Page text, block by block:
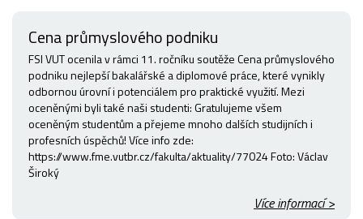
Cena průmyslového podniku
FSI VUT ocenila v rámci 11. ročníku soutěže Cena průmyslového
podniku nejlepší bakalářské a diplomové práce, které vynikly
odbornou úrovní i potenciálem pro praktické využití. Mezi
oceněnými byli také naši studenti: Gratulujeme všem
oceněným studentům a přejeme mnoho dalších studijních i
profesních úspěchů! Více info zde:
https://www.fme.vutbr.cz/fakulta/aktuality/77024 Foto: Václav
Široký
Více informací >